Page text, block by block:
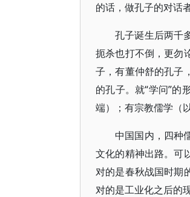
的话，做孔子的对话者
孔子诞生后两千
扼杀也打不倒，更勿
子，有董仲舒的孔子
的孔子。就“学问”的
端）；有宗教儒学（
中国国内，四种
文化的精神出路。可
对的是春秋战国时期
对的是工业化之后的